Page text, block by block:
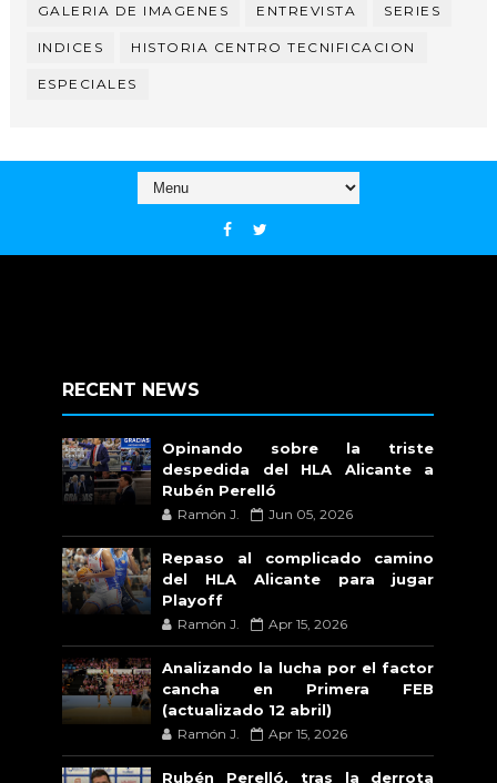
GALERIA DE IMAGENES ENTREVISTA SERIES
INDICES HISTORIA CENTRO TECNIFICACION
ESPECIALES
RECENT NEWS
Opinando sobre la triste
despedida del HLA Alicante a
Rubén Perelló
Ramón J. Jun 05, 2026
Repaso al complicado camino
del HLA Alicante para jugar
Playoff
Ramón J. Apr 15, 2026
Analizando la lucha por el factor
cancha en Primera FEB
(actualizado 12 abril)
Ramón J. Apr 15, 2026
Rubén Perelló, tras la derrota